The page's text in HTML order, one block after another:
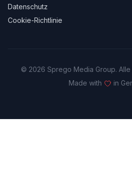
Datenschutz
Cookie-Richtlinie
© 2026 Sprego Media Group.
Made with
in